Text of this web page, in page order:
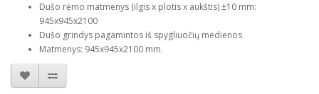
Dušo rėmo matmenys (ilgis x plotis x aukštis) ±10 mm:
945х945х2100
Dušo grindys pagamintos iš spygliuočių medienos
Matmenys: 945х945х2100 mm.